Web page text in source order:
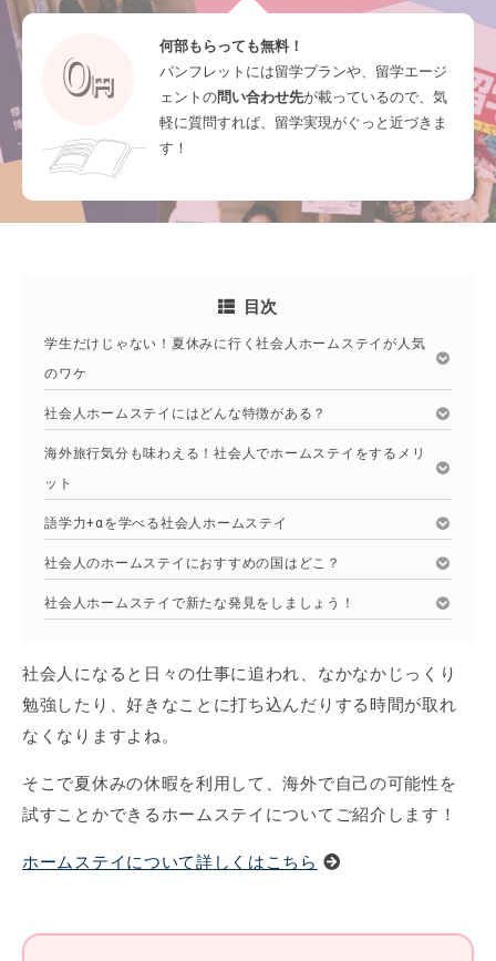
何部もらっても無料！
パンフレットには留学プランや、留学エージ
ェントの問い合わせ先が載っているので、気
軽に質問すれば、留学実現がぐっと近づきま
す！
目次
学生だけじゃない！夏休みに行く社会人ホームステイが人気
のワケ
社会人ホームステイにはどんな特徴がある？
海外旅行気分も味わえる！社会人でホームステイをするメリ
ット
語学力+αを学べる社会人ホームステイ
社会人のホームステイにおすすめの国はどこ？
社会人ホームステイで新たな発見をしましょう！
社会人になると日々の仕事に追われ、なかなかじっくり
勉強したり、好きなことに打ち込んだりする時間が取れ
なくなりますよね。
そこで夏休みの休暇を利用して、海外で自己の可能性を
試すことかできるホームステイについてご紹介します！
ホームステイについて詳しくはこちら